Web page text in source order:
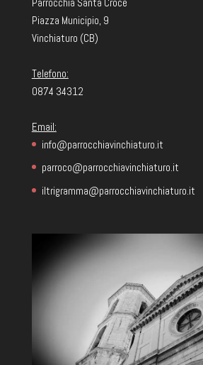
Piazza Municipio, 9
Vinchiaturo (CB)
Telefono:
0874 34312
Email:
info@parrocchiavinchiaturo.it
parroco@parrocchiavinchiaturo.it
iltrigramma@parrocchiavinchiaturo.it